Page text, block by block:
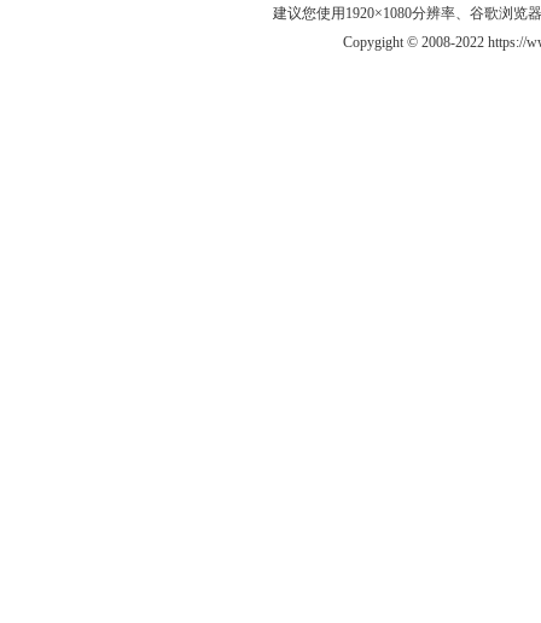
建议您使用1920×1080分辨率、谷歌浏览
Copygight © 2008-2022 https://